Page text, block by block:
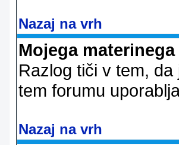
Nazaj na vrh
Mojega
Razlog tiči v tem,
tem forumu
Nazaj na vrh